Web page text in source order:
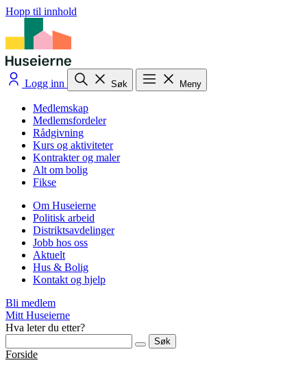
Hopp til innhold
Logg inn Søk Meny
Medlemskap
Medlemsfordeler
Rådgivning
Kurs og aktiviteter
Kontrakter og maler
Alt om bolig
Fikse
Om Huseierne
Politisk arbeid
Distriktsavdelinger
Jobb hos oss
Aktuelt
Hus & Bolig
Kontakt og hjelp
Bli medlem
Mitt Huseierne
Hva leter du etter?
Søk
Forside